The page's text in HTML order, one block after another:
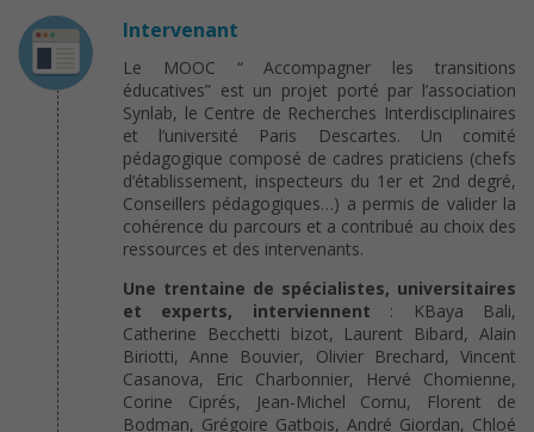
Intervenant
Le MOOC “ Accompagner les transitions
éducatives” est un projet porté par l’association
Synlab, le Centre de Recherches Interdisciplinaires
et l’université Paris Descartes. Un comité
pédagogique composé de cadres praticiens (chefs
d’établissement, inspecteurs du 1er et 2nd degré,
Conseillers pédagogiques…) a permis de valider la
cohérence du parcours et a contribué au choix des
ressources et des intervenants.
Une trentaine de spécialistes, universitaires
et experts, interviennent : KBaya Bali,
Catherine Becchetti bizot, Laurent Bibard, Alain
Biriotti, Anne Bouvier, Olivier Brechard, Vincent
Casanova, Eric Charbonnier, Hervé Chomienne,
Corine Ciprés, Jean-Michel Cornu, Florent de
Bodman, Grégoire Gatbois, André Giordan, Chloé